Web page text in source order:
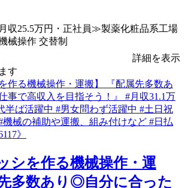
収25.5万円・正社員≫製薬化粧品系工場
械操作 交替制
詳細を表示
す
シを作る機械操作・運
多数あり◎自分に合った